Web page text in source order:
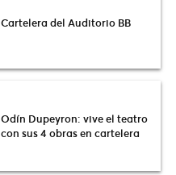
Cartelera del Auditorio BB
Odín Dupeyron: vive el teatro
con sus 4 obras en cartelera